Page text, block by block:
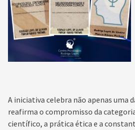
A iniciativa celebra não apenas uma
reafirma o compromisso da
científico, a prática ética e a